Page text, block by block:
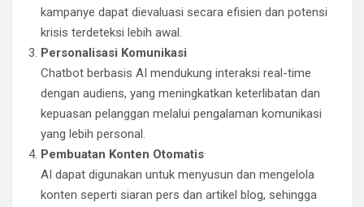
kampanye dapat dievaluasi secara efisien dan potensi
krisis terdeteksi lebih awal.
Personalisasi Komunikasi
Chatbot berbasis AI mendukung interaksi real-time
dengan audiens, yang meningkatkan keterlibatan dan
kepuasan pelanggan melalui pengalaman komunikasi
yang lebih personal.
Pembuatan Konten Otomatis
AI dapat digunakan untuk menyusun dan mengelola
konten seperti siaran pers dan artikel blog, sehingga